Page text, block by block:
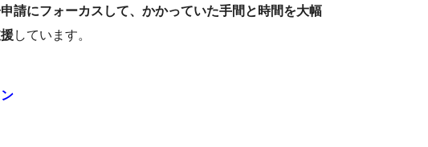
請にフォーカスして、かかっていた手間と時間を大幅
しています。